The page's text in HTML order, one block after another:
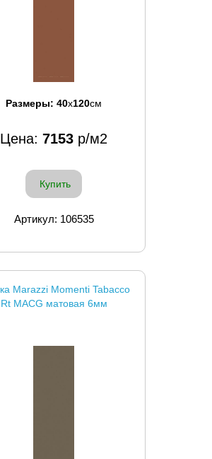
Размеры: 40x120см
Цена: 7153 р/м2
Купить
Артикул: 106535
Marazzi Momenti Tabacco
Rt MACG матовая 6мм